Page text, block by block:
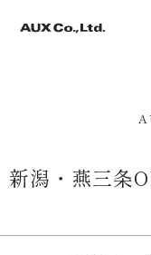
新潟・燕三条